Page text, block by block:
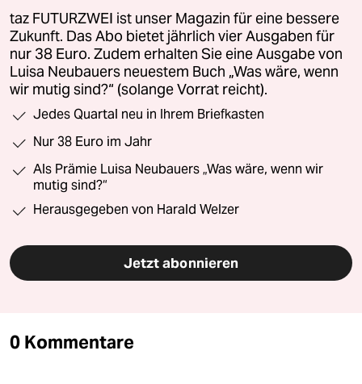
taz FUTURZWEI ist unser Magazin für eine bessere
Zukunft. Das Abo bietet jährlich vier Ausgaben für
nur 38 Euro. Zudem erhalten Sie eine Ausgabe von
Luisa Neubauers neuestem Buch „Was wäre, wenn
wir mutig sind?“ (solange Vorrat reicht).
Jedes Quartal neu in Ihrem Briefkasten
Nur 38 Euro im Jahr
Als Prämie Luisa Neubauers „Was wäre, wenn wir
mutig sind?“
Herausgegeben von Harald Welzer
Jetzt abonnieren
0 Kommentare